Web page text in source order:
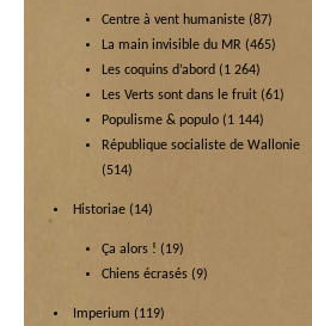
Centre à vent humaniste (87)
La main invisible du MR (465)
Les coquins d’abord (1 264)
Les Verts sont dans le fruit (61)
Populisme & populo (1 144)
République socialiste de Wallonie
(514)
Historiae (14)
Ça alors ! (19)
Chiens écrasés (9)
Imperium (119)